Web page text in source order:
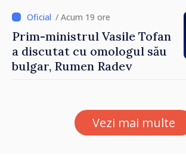
/ Acum 19 ore
Prim-ministrul Vasile Tofan
a discutat cu omologul său
bulgar, Rumen Radev
Vezi mai multe